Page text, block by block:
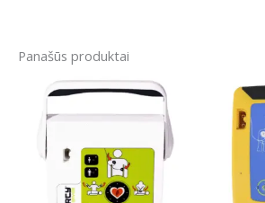
Panašūs produktai